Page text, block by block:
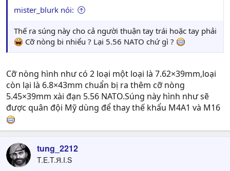
mister_blurk nói:
Thế ra súng này cho cả người thuận tay trái hoặc tay phải
Cỡ nòng bi nhiểu ? Lại 5.56 NATO chứ gì ?
Cỡ nòng hình như có 2 loại một loại là 7.62×39mm,loại
còn lại là 6.8×43mm chuẩn bị ra thêm cỡ nòng
5.45×39mm xài đạn 5.56 NATO.Súng này hình như sẽ
được quân đội Mỹ dùng để thay thế khẩu M4A1 và M16
tung_2212
T.E.T.Я.I.S